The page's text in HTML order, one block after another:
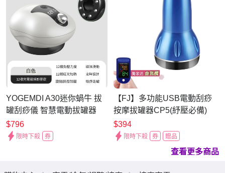
YOGEMDI A30迷你蝸牛 拔
罐刮痧儀 智慧電動拔罐器
$796
限時下殺 券
【FJ】多功能USB電動刮痧
按摩拔罐器CP5(紓壓必備)
$394
限時下殺 券 贈品
查看更多商品